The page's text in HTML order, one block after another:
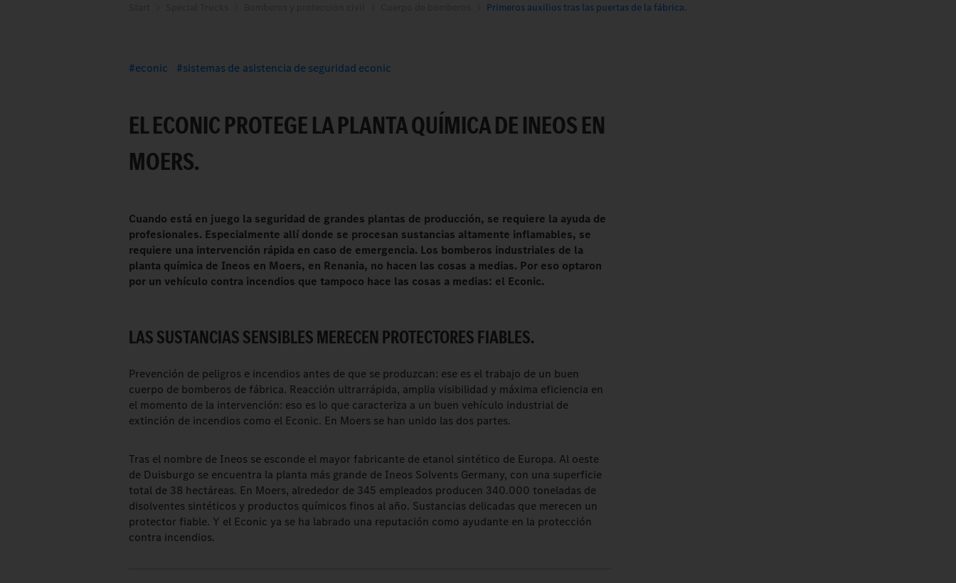
Primeros auxilios tras las puertas de la fábrica.
econic sistemas de asistencia de seguridad econic
EL ECONIC PROTEGE LA PLANTA QUÍMICA DE INEOS EN
MOERS.
Cuando está en juego la seguridad de grandes plantas de producción, se requiere la ayuda de
profesionales. Especialmente allí donde se procesan sustancias altamente inflamables, se
requiere una intervención rápida en caso de emergencia. Los bomberos industriales de la
planta química de Ineos en Moers, en Renania, no hacen las cosas a medias. Por eso optaron
por un vehículo contra incendios que tampoco hace las cosas a medias: el Econic.
LAS SUSTANCIAS SENSIBLES MERECEN PROTECTORES FIABLES.
Prevención de peligros e incendios antes de que se produzcan: ese es el trabajo de un buen
cuerpo de bomberos de fábrica. Reacción ultrarrápida, amplia visibilidad y máxima eficiencia en
el momento de la intervención: eso es lo que caracteriza a un buen vehículo industrial de
extinción de incendios como el Econic. En Moers se han unido las dos partes.
Tras el nombre de Ineos se esconde el mayor fabricante de etanol sintético de Europa. Al oeste
de Duisburgo se encuentra la planta más grande de Ineos Solvents Germany, con una superficie
total de 38 hectáreas. En Moers, alrededor de 345 empleados producen 340.000 toneladas de
disolventes sintéticos y productos químicos finos al año. Sustancias delicadas que merecen un
protector fiable. Y el Econic ya se ha labrado una reputación como ayudante en la protección
contra incendios.